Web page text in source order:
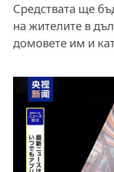
Средствата ще
на жителите в
домовете им и